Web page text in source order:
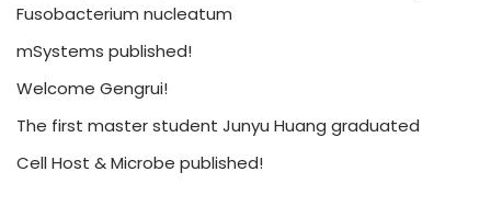
Fusobacterium nucleatum
mSystems published!
Welcome Gengrui!
The first master student Junyu Huang graduated
Cell Host & Microbe published!